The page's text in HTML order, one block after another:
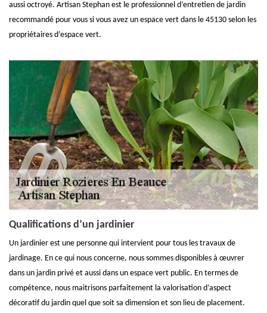
aussi octroyé. Artisan Stephan est le professionnel d’entretien de jardin
recommandé pour vous si vous avez un espace vert dans le 45130 selon les
propriétaires d’espace vert.
Qualifications d’un jardinier
Un jardinier est une personne qui intervient pour tous les travaux de
jardinage. En ce qui nous concerne, nous sommes disponibles à œuvrer
dans un jardin privé et aussi dans un espace vert public. En termes de
compétence, nous maitrisons parfaitement la valorisation d’aspect
décoratif du jardin quel que soit sa dimension et son lieu de placement.